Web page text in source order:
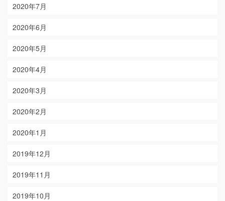
2020年7月
2020年6月
2020年5月
2020年4月
2020年3月
2020年2月
2020年1月
2019年12月
2019年11月
2019年10月